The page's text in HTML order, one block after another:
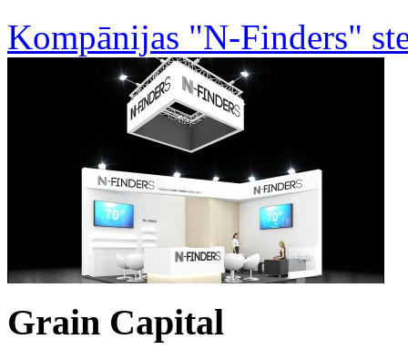
Kompānijas "N-Finders"
Grain Capital